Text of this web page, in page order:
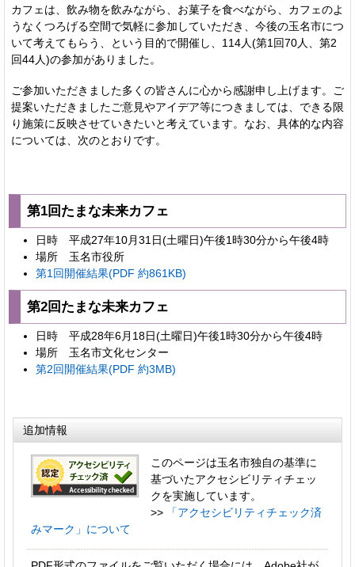
カフェは、飲み物を飲みながら、お菓子を食べながら、カフェのよ
うなくつろげる空間で気軽に参加していただき、今後の玉名市につ
いて考えてもらう、という目的で開催し、114人(第1回70人、第2
回44人)の参加がありました。
ご参加いただきました多くの皆さんに心から感謝申し上げます。ご
提案いただきましたご意見やアイデア等につきましては、できる限
り施策に反映させていきたいと考えています。なお、具体的な内容
については、次のとおりです。
第1回たまな未来カフェ
日時 平成27年10月31日(土曜日)午後1時30分から午後4時
場所 玉名市役所
第1回開催結果(PDF 約861KB)
第2回たまな未来カフェ
日時 平成28年6月18日(土曜日)午後1時30分から午後4時
場所 玉名市文化センター
第2回開催結果(PDF 約3MB)
追加情報
このページは玉名市独自の基準に
基づいたアクセシビリティチェッ
クを実施しています。
>>
「アクセシビリティチェック済
みマーク」について